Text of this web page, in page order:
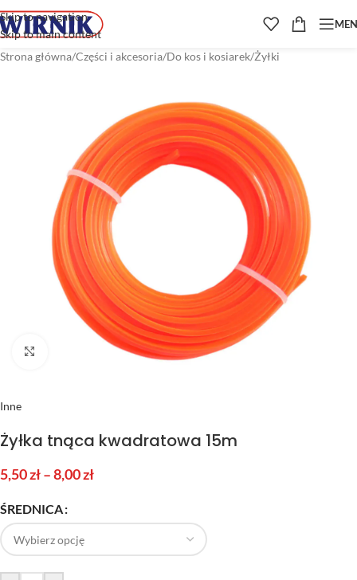
Skip to navigation
Skip to main content
Strona główna/Części i akcesoria/Do kos i kosiarek/Żyłki
Kliknij aby powiększyć
Inne
Żyłka tnąca kwadratowa 15m
5,50zł–8,00zł
ŚREDNICA